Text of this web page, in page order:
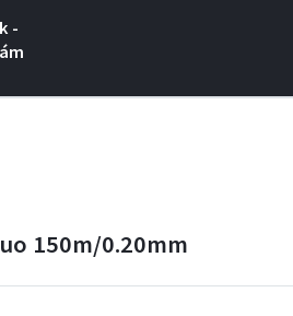
-
150m/0.20mm